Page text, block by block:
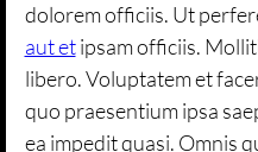
dolorem officiis. Ut
aut etipsam officiis.
libero. Voluptatem et
quo praesentium ipsa
ea impedit quasi. Omnis